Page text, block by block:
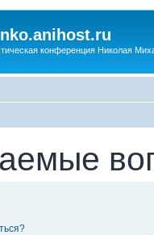
конференция Николая